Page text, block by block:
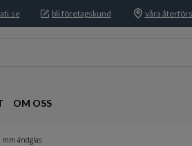
bli företagskund våra
OM OSS
mm ändglas